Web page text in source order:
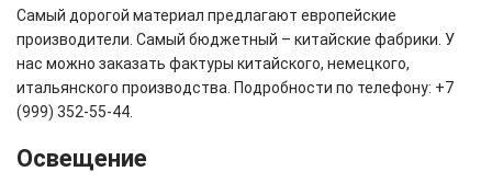
Самый дорогой материал предлагают европейские
производители. Самый бюджетный – китайские фабрики. У
нас можно заказать фактуры китайского, немецкого,
итальянского производства. Подробности по телефону: +7
(999) 352-55-44.
Освещение